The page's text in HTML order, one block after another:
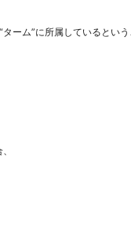
ーム”に所属しているという